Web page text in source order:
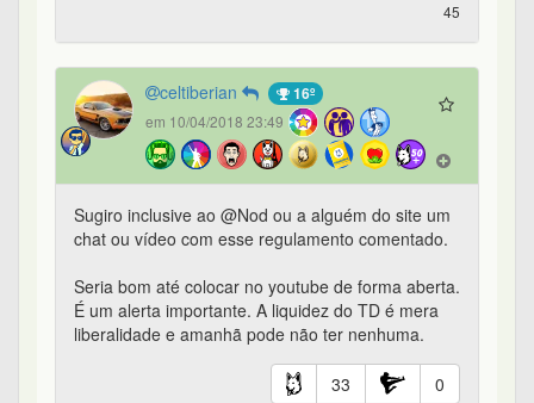
45
celtiberian 16º
em 10/04/2018 23:49
Sugiro inclusive ao @Nod ou a alguém do site um
chat ou vídeo com esse regulamento comentado.
Seria bom até colocar no youtube de forma aberta.
É um alerta importante. A liquidez do TD é mera
liberalidade e amanhã pode não ter nenhuma.
33
0